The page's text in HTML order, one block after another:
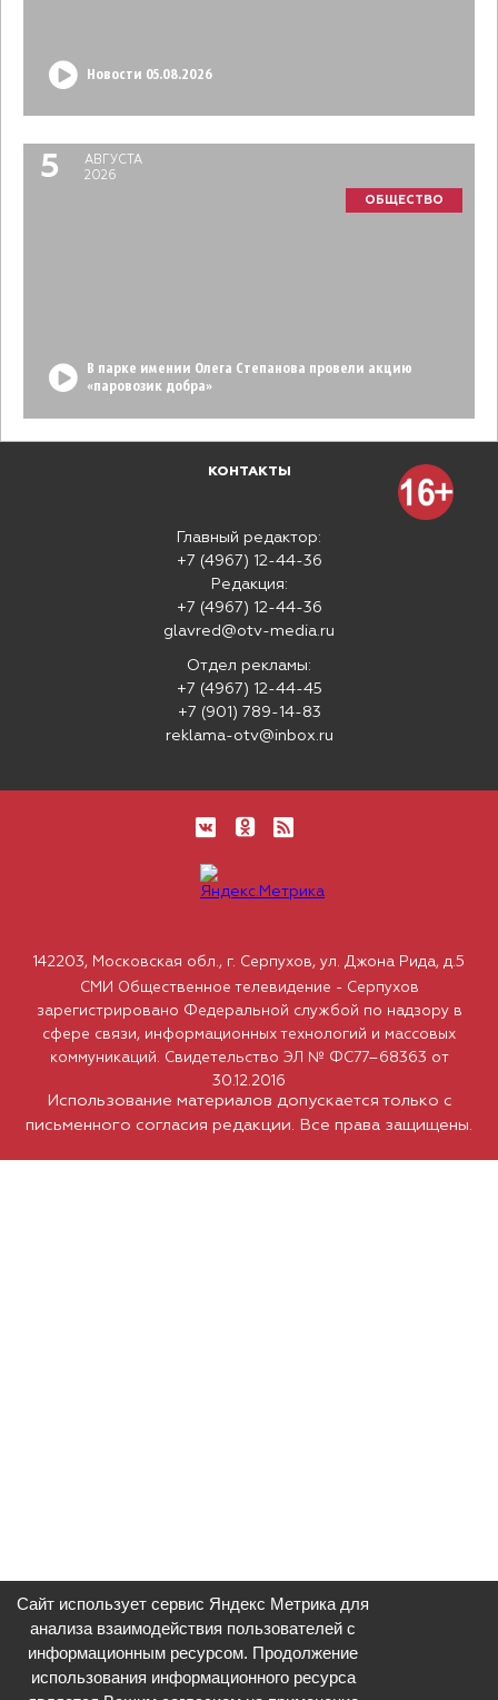
Новости 05.08.2026
5
АВГУСТА
2026
ОБЩЕСТВО
В парке имении Олега Степанова провели акцию
«паровозик добра»
КОНТАКТЫ
Главный редактор:
+7 (4967) 12-44-36
Редакция:
+7 (4967) 12-44-36
glavred@otv-media.ru
Отдел рекламы:
+7 (4967) 12-44-45
+7 (901) 789-14-83
reklama-otv@inbox.ru
Использование материалов допускается только с
письменного согласия редакции. Все права защищены.
142203, Московская обл., г. Серпухов, ул. Джона Рида, д.5
СМИ Общественное телевидение - Серпухов
зарегистрировано Федеральной службой по надзору в
сфере связи, информационных технологий и массовых
коммуникаций. Свидетельство ЭЛ № ФС77–68363 от
30.12.2016
Сайт использует сервис Яндекс Метрика для
анализа взаимодействия пользователей с
информационным ресурсом. Продолжение
использования информационного ресурса